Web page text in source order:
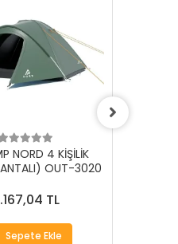
NORD 4 KİŞİLİK
OUT-3020
TL
Sepete Ekle